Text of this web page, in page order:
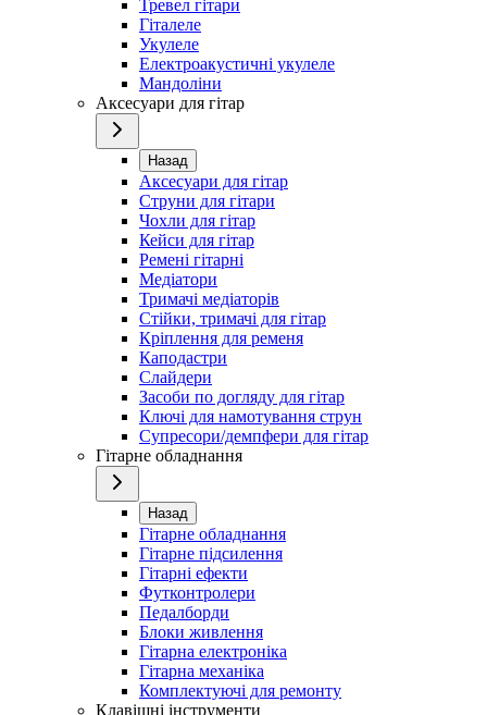
Тревел гітари
Гіталеле
Укулеле
Електроакустичні укулеле
Мандоліни
Аксесуари для гітар
Назад
Аксесуари для гітар
Струни для гітари
Чохли для гітар
Кейси для гітар
Ремені гітарні
Медіатори
Тримачі медіаторів
Стійки, тримачі для гітар
Кріплення для ременя
Каподастри
Слайдери
Засоби по догляду для гітар
Ключі для намотування струн
Супресори/демпфери для гітар
Гітарне обладнання
Назад
Гітарне обладнання
Гітарне підсилення
Гітарні ефекти
Футконтролери
Педалборди
Блоки живлення
Гітарна електроніка
Гітарна механіка
Комплектуючі для ремонту
Клавішні інструменти